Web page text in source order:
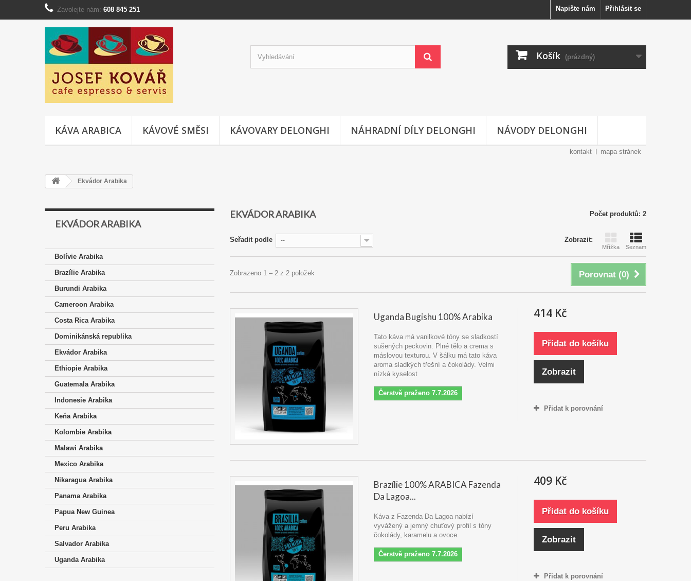
Přihlásit se
Napište nám
Zavolejte nám: 608 845 251
Košík (prázdný)
KÁVA ARABICA KÁVOVÉ SMĚSI KÁVOVARY DELONGHI NÁHRADNÍ DÍLY DELONGHI NÁVODY DELONGHI
kontakt mapa stránek
Ekvádor Arabika
EKVÁDOR ARABIKA
Bolívie Arabika
Brazílie Arabika
Burundi Arabika
Cameroon Arabika
Costa Rica Arabika
Dominikánská republika
Ekvádor Arabika
Ethiopie Arabika
Guatemala Arabika
Indonesie Arabika
Keňa Arabika
Kolombie Arabika
Malawi Arabika
Mexico Arabika
Nikaragua Arabika
Panama Arabika
Papua New Guinea
Peru Arabika
Salvador Arabika
Uganda Arabika
EKVÁDOR ARABIKA Počet produktů: 2
Zobrazit:
Mřížka Seznam
Seřadit podle --
Porovnat (0)
Zobrazeno 1 – 2 z 2 položek
Uganda Bugishu 100% Arabika
Tato káva má vanilkové tóny se sladkostí
sušených peckovin. Plné tělo a crema s
máslovou texturou. V šálku má tato káva
aroma sladkých třešní a čokolády. Velmi
nízká kyselost
Čerstvě praženo 7.7.2026
414 Kč
Přidat do košíku
Zobrazit
Přidat k porovnání
Brazílie 100% ARABICA Fazenda
Da Lagoa...
Káva z Fazenda Da Lagoa nabízí
vyvážený a jemný chuťový profil s tóny
čokolády, karamelu a ovoce.
Čerstvě praženo 7.7.2026
409 Kč
Přidat do košíku
Zobrazit
Přidat k porovnání